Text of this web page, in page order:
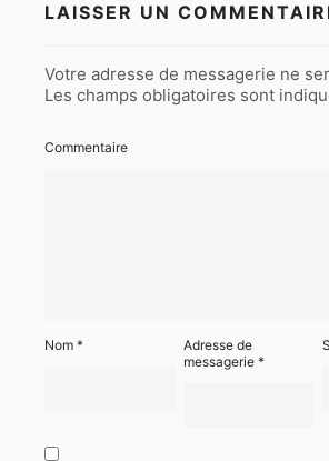
LAISSER UN
Votre adresse de messagerie ne
Les champs obligatoires sont
Commentaire
Nom *
Adresse de
messagerie*